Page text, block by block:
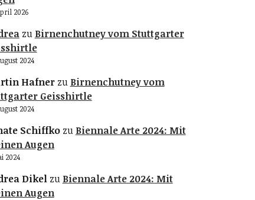
2026
zu Birnenchutney vom Stuttgarter
2024
Hafnerzu Birnenchutney vom
Geisshirtle
2024
Schiffkozu Biennale Arte 2024: Mit
Augen
2024
Dikelzu Biennale Arte 2024: Mit
Augen